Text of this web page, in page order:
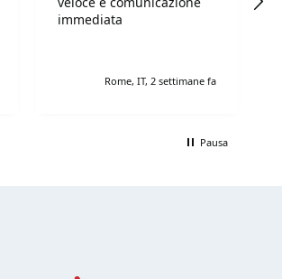
immediata
Rome, IT, 2 settimane fa
Pausa